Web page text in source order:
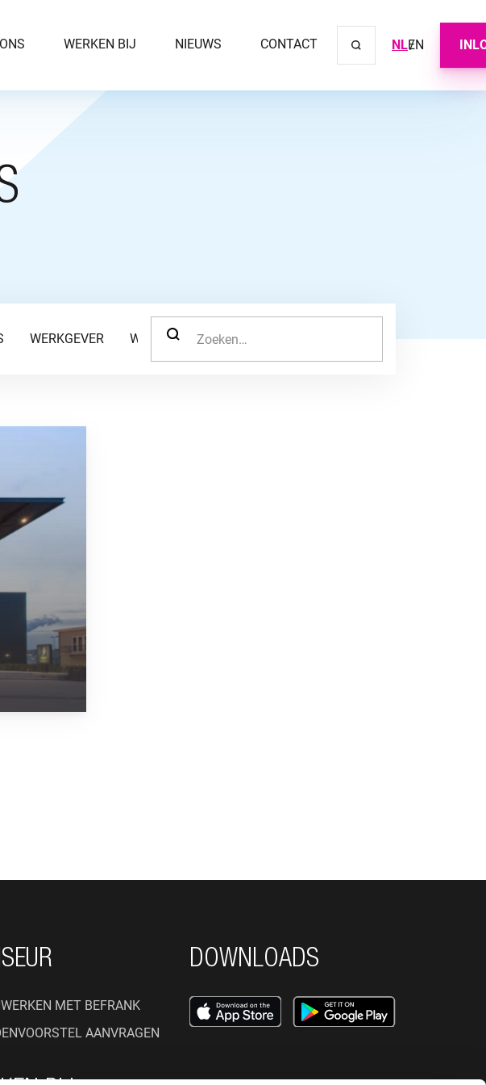
WERKEN BIJ NIEUWS CONTACT NLEN
WERKGEVER WERKNEMER
ZOEK NAAR:
MET BEFRANK
AANVRAGEN
DOWNLOADS
Sluit